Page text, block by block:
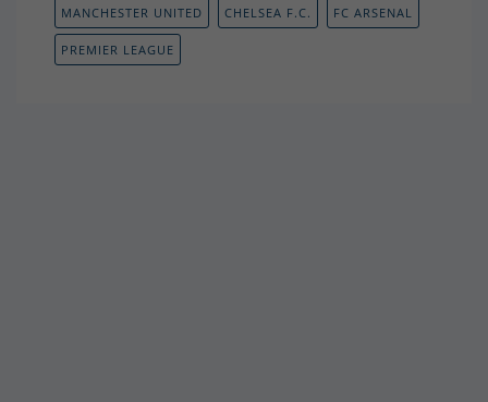
MANCHESTER UNITED CHELSEA F.C. FC ARSENAL
PREMIER LEAGUE